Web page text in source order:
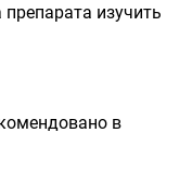
изучить
в